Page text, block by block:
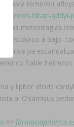
remeron
fliban-addyi-
metrorragias
à bajo-
pa
fiable
y lipitor atoris
al Chlamisus
>>